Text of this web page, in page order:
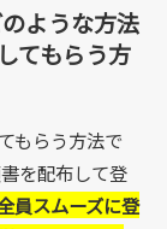
ような方法
てもらう方
もらう方法で
を配布して登
員スムーズに登